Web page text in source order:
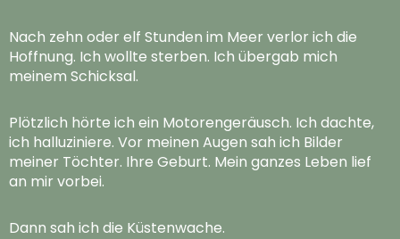
Nach zehn oder elf Stunden im Meer verlor ich die
Hoffnung. Ich wollte sterben. Ich übergab mich
meinem Schicksal.
Plötzlich hörte ich ein Motorengeräusch. Ich dachte,
ich halluziniere. Vor meinen Augen sah ich Bilder
meiner Töchter. Ihre Geburt. Mein ganzes Leben lief
an mir vorbei.
Dann sah ich die Küstenwache.